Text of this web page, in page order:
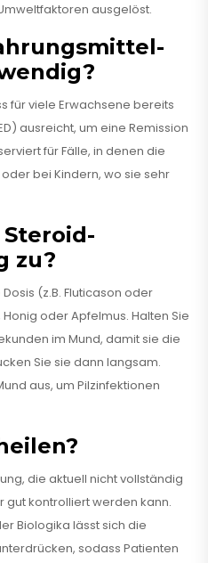
ausgelöst.
für viele Erwachsene bereits
ausreicht, um eine Remission
für Fälle, in denen die
bei Kindern, wo sie sehr
zu?
(z.B. Fluticason oder
oder Apfelmus. Halten Sie
im Mund, damit sie die
Sie sie dann langsam.
aus, um Pilzinfektionen
die aktuell nicht vollständig
kontrolliert werden kann.
Biologika lässt sich die
sodass Patienten